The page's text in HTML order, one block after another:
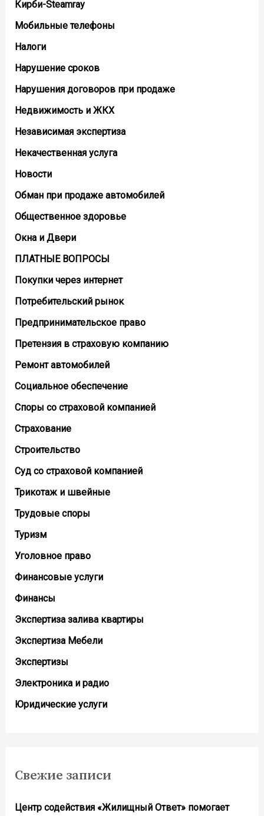
Кирби-Steamray
Мобильные телефоны
Налоги
Нарушение сроков
Нарушения договоров при продаже
Недвижимость и ЖКХ
Независимая экспертиза
Некачественная услуга
Новости
Обман при продаже автомобилей
Общественное здоровье
Окна и Двери
ПЛАТНЫЕ ВОПРОСЫ
Покупки через интернет
Потребительский рынок
Предпринимательское право
Претензия в страховую компанию
Ремонт автомобилей
Социальное обеспечение
Споры со страховой компанией
Страхование
Строительство
Суд со страховой компанией
Трикотаж и швейные
Трудовые споры
Туризм
Уголовное право
Финансовые услуги
Финансы
Экспертиза залива квартиры
Экспертиза Мебели
Экспертизы
Электроника и радио
Юридические услуги
Свежие записи
Центр содействия «Жилищный Ответ» помогает